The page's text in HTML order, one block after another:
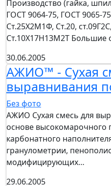
Производство (гайка,
ГОСТ 9064-75, ГОСТ 9065-
Ст.25Х2М1Ф, Ст.20,
Ст.10Х17Н13М2Т
30.06.2005
АЖИО™ - Сухая
выравнивания
Без фото
АЖИО Сухая смесь для
основе высокомарочного
карбонатного
гранулометрии,
модифицирующих…
29.06.2005